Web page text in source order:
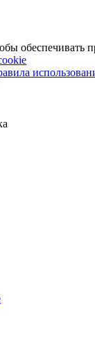
обеспечивать